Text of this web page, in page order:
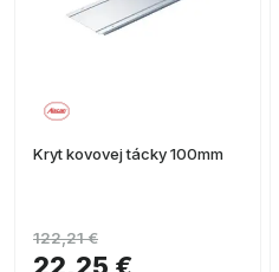
Kryt kovovej tácky 100mm
122,21 €